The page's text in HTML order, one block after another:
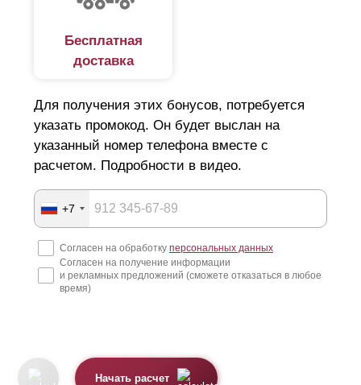
Бесплатная
доставка
Для получения этих бонусов, потребуется
указать промокод. Он будет выслан на
указанный номер телефона вместе с
расчетом. Подробности в видео.
+7
Согласен на обработку персональных данных
Согласен на получение информации
и рекламных предложений (сможете отказаться в любое
время)
Начать расчет